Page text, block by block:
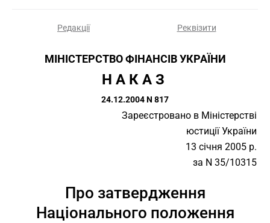
Редакції Реквізити
МІНІСТЕРСТВО ФІНАНСІВ УКРАЇНИ
Н А К А З
24.12.2004 N 817
Зареєстровано в Міністерстві
юстиції України
13 січня 2005 р.
за N 35/10315
Про затвердження
Національного положення